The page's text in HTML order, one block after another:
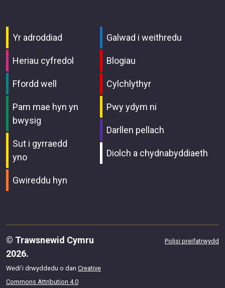
Yr adroddiad
Heriau cyfredol
Ffordd well
Pam mae hyn yn
bwysig
Sut i gyrraedd
yno
Gwireddu hyn
Galwad i weithredu
Blogiau
Cylchlythyr
Pwy ydym ni
Darllen pellach
Diolch a chydnabyddiaeth
© Trawsnewid Cymru
2026.
Wedi’i drwyddedu o dan Creative
Commons Attribution 4.0
Polisi preifatrwydd